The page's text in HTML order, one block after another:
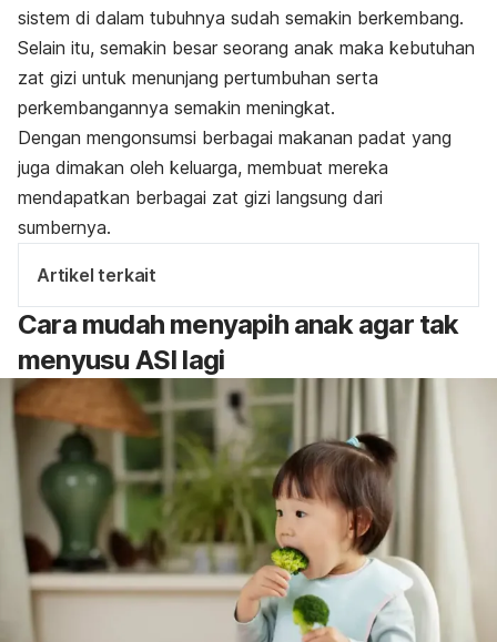
sistem di dalam tubuhnya sudah semakin berkembang.
Selain itu, semakin besar seorang anak maka kebutuhan
zat gizi untuk menunjang pertumbuhan serta
perkembangannya semakin meningkat.
Dengan mengonsumsi berbagai makanan padat yang
juga dimakan oleh keluarga, membuat mereka
mendapatkan berbagai zat gizi langsung dari
sumbernya.
Artikel terkait
Cara mudah menyapih anak agar tak
menyusu ASI lagi